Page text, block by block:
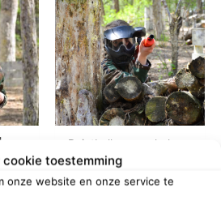
cookie toestemming
onze website en onze service te
Paintball voor scholen
Read more